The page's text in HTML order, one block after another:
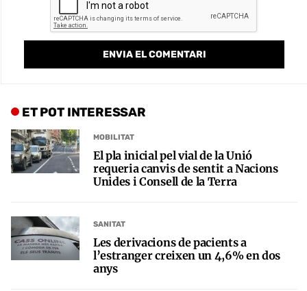
ET POT INTERESSAR
MOBILITAT
El pla inicial pel vial de la Unió
requeria canvis de sentit a Nacions
Unides i Consell de la Terra
SANITAT
Les derivacions de pacients a
l’estranger creixen un 4,6% en dos
anys